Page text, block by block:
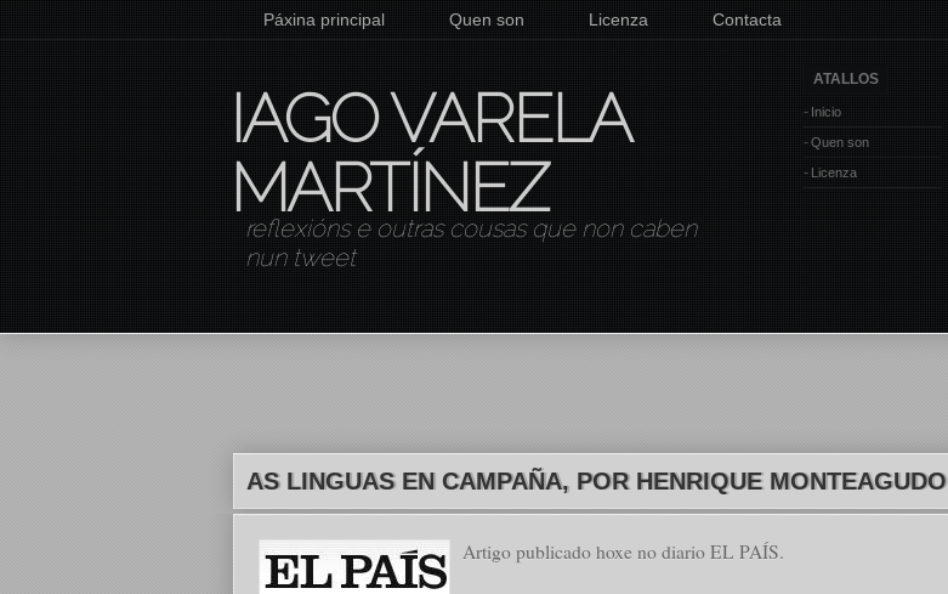
Páxina principal Quen son Licenza Contacta
IAGO VARELA
MARTÍNEZ
reflexións e outras cousas que non caben
nun tweet
ATALLOS
Inicio
Quen son
Licenza
AS LINGUAS EN CAMPAÑA, POR HENRIQUE MONTEAGUDO
Artigo publicado hoxe no diario EL PAÍS.